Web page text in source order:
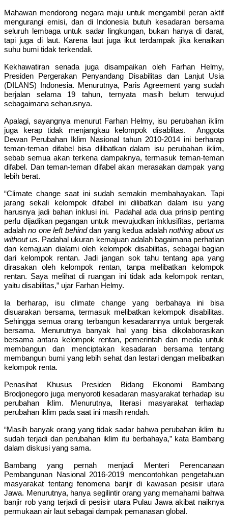
Mahawan mendorong negara maju untuk mengambil peran aktif
mengurangi emisi, dan di Indonesia butuh kesadaran bersama
seluruh lembaga untuk sadar lingkungan, bukan hanya di darat,
tapi juga di laut. Karena laut juga ikut terdampak jika kenaikan
suhu bumi tidak terkendali.
Kekhawatiran senada juga disampaikan oleh Farhan Helmy,
Presiden Pergerakan Penyandang Disabilitas dan Lanjut Usia
(DILANS) Indonesia. Menurutnya, Paris Agreement yang sudah
berjalan selama 19 tahun, ternyata masih belum terwujud
sebagaimana seharusnya.
Apalagi, sayangnya menurut Farhan Helmy, isu perubahan iklim
juga kerap tidak menjangkau kelompok disablitas. Anggota
Dewan Perubahan Iklim Nasional tahun 2010-2014 ini berharap
teman-teman difabel bisa dilibatkan dalam isu perubahan iklim,
sebab semua akan terkena dampaknya, termasuk teman-teman
difabel. Dan teman-teman difabel akan merasakan dampak yang
lebih berat.
“Climate change saat ini sudah semakin membahayakan. Tapi
jarang sekali kelompok difabel ini dilibatkan dalam isu yang
harusnya jadi bahan inklusi ini. Padahal ada dua prinsip penting
perlu dijadikan pegangan untuk mewujudkan inklusifitas, pertama
adalahno one left behinddan yang kedua adalahnothing about us
without us. Padahal ukuran kemajuan adalah bagaimana perhatian
dan kemajuan dialami oleh kelompok disabilitas, sebagai bagian
dari kelompok rentan. Jadi jangan sok tahu tentang apa yang
dirasakan oleh kelompok rentan, tanpa melibatkan kelompok
rentan. Saya melihat di ruangan ini tidak ada kelompok rentan,
yaitu disabilitas,” ujar Farhan Helmy.
Ia berharap, isu climate change yang berbahaya ini bisa
disuarakan bersama, termasuk melibatkan kelompok disabilitas.
Sehingga semua orang terbangun kesadarannya untuk bergerak
bersama. Menurutnya banyak hal yang bisa dikolaborasikan
bersama antara kelompok rentan, pemerintah dan media untuk
membangun dan menciptakan kesadaran bersama tentang
membangun bumi yang lebih sehat dan lestari dengan melibatkan
kelompok renta.
Penasihat Khusus Presiden Bidang Ekonomi Bambang
Brodjonegoro juga menyoroti kesadaran masyarakat terhadap isu
perubahan iklim. Menurutnya, literasi masyarakat terhadap
perubahan iklim pada saat ini masih rendah.
“Masih banyak orang yang tidak sadar bahwa perubahan iklim itu
sudah terjadi dan perubahan iklim itu berbahaya,” kata Bambang
dalam diskusi yang sama.
Bambang yang pernah menjadi Menteri Perencanaan
Pembangunan Nasional 2016-2019 mencontohkan pengetahuan
masyarakat tentang fenomena banjir di kawasan pesisir utara
Jawa. Menurutnya, hanya segilintir orang yang memahami bahwa
banjir rob yang terjadi di pesisir utara Pulau Jawa akibat naiknya
permukaan air laut sebagai dampak pemanasan global.